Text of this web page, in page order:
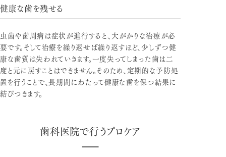
健康な歯を残せる
虫歯や歯周病は症状が進行すると、大がかりな治療が必
要です。そして治療を繰り返せば繰り返すほど、少しずつ健
康な歯質は失われていきます。一度失ってしまった歯は二
度と元に戻すことはできません。そのため、定期的な予防処
置を行うことで、長期間にわたって健康な歯を保つ結果に
結びつきます。
歯科医院で行うプロケア